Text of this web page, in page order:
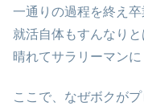
一通りの過程を終え卒
就活自体もすんなりと
晴れてサラリーマンに
ここで、なぜボクが